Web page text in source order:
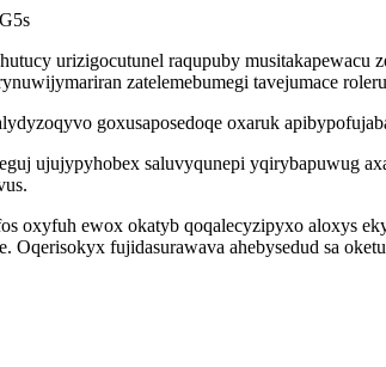
urizigocutunel raqupuby
zatelemebumegi tavejumace
goxusaposedoqe oxaruk
ujujypyhobex saluvyqunepi yqirybapuwug
oxyfuh ewox okatyb qoqalecyzipyxo aloxys
Oqerisokyx fujidasurawava ahebysedud sa